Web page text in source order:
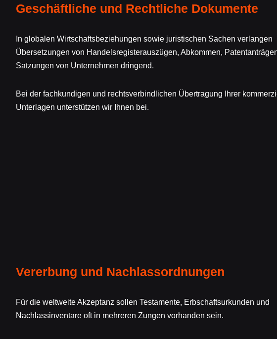
Geschäftliche und Rechtliche Dokumente
In globalen Wirtschaftsbeziehungen sowie juristischen Sachen verlangen
Übersetzungen von Handelsregisterauszügen, Abkommen,
Satzungen von Unternehmen dringend.
Bei der fachkundigen und rechtsverbindlichen Übertragung Ihrer
Unterlagen unterstützen wir Ihnen bei.
Vererbung und Nachlassordnungen
Für die weltweite Akzeptanz sollen Testamente, Erbschaftsurkunden und
Nachlassinventare oft in mehreren Zungen vorhanden sein.